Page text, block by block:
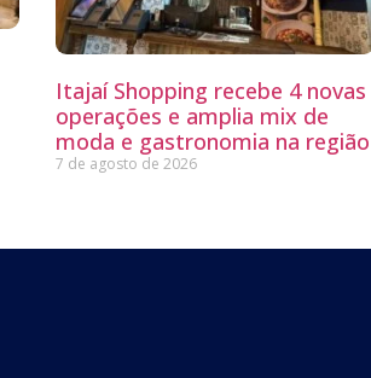
Itajaí Shopping recebe 4 novas
operações e amplia mix de
moda e gastronomia na região
7 de agosto de 2026